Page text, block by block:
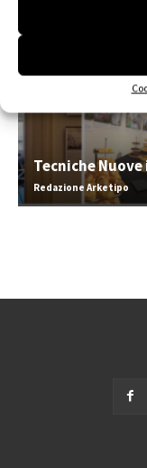
Tecniche
Redazione Arketipo